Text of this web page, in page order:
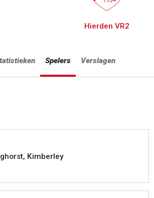
Hierden VR2
Spelers Verslagen
Kimberley